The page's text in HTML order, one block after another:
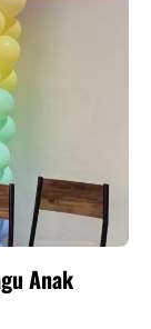
Anak